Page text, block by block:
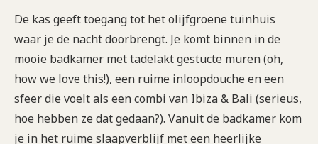
De kas geeft toegang tot het olijfgroene tuinhuis
waar je de nacht doorbrengt. Je komt binnen in de
mooie badkamer met tadelakt gestucte muren (oh,
how we love this!), een ruime inloopdouche en een
sfeer die voelt als een combi van Ibiza & Bali (serieus,
hoe hebben ze dat gedaan?). Vanuit de badkamer kom
je in het ruime slaapverblijf met een heerlijke